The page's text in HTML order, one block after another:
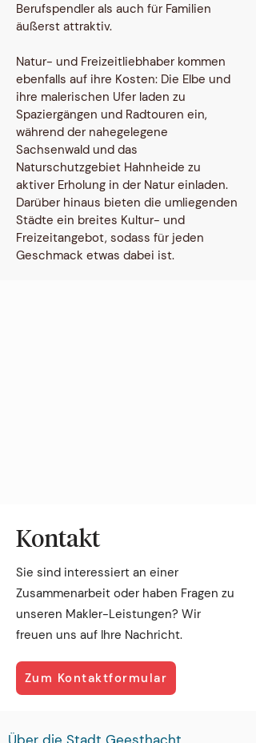
Berufspendler als auch für Familien
äußerst attraktiv.
Natur- und Freizeitliebhaber kommen
ebenfalls auf ihre Kosten: Die Elbe und
ihre malerischen Ufer laden zu
Spaziergängen und Radtouren ein,
während der nahegelegene
Sachsenwald und das
Naturschutzgebiet Hahnheide zu
aktiver Erholung in der Natur einladen.
Darüber hinaus bieten die umliegenden
Städte ein breites Kultur- und
Freizeitangebot, sodass für jeden
Geschmack etwas dabei ist.
Kontakt
Sie sind interessiert an einer
Zusammenarbeit oder haben Fragen zu
unseren Makler-Leistungen? Wir
freuen uns auf Ihre Nachricht.
Zum Kontaktformular